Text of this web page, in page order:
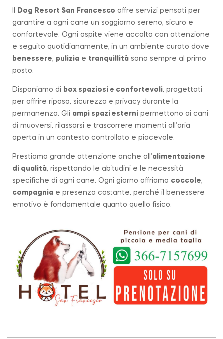
Dog Resort San Francesco offre servizi pensati per
garantire a ogni cane un soggiorno sereno, sicuro e
confortevole. Ogni ospite viene accolto con attenzione
e seguito quotidianamente, in un ambiente curato dove
benessere, pulizia e tranquillità sono sempre al primo
posto.
Disponiamo di box spaziosi e confortevoli, progettati
per offrire riposo, sicurezza e privacy durante la
permanenza. Gli ampi spazi esterni permettono ai cani
di muoversi, rilassarsi e trascorrere momenti all’aria
aperta in un contesto controllato e piacevole.
Prestiamo grande attenzione anche all’alimentazione
di qualità, rispettando le abitudini e le necessità
specifiche di ogni cane. Ogni giorno offriamo coccole,
compagnia e presenza costante, perché il benessere
emotivo è fondamentale quanto quello fisico.